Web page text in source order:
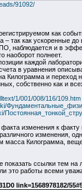
91092/
как
– так как ускоренные
наблюдается и в
наоборот полнеет.
каждой
в уравнения
Килограмма и
собственно как и
1/001/008/116/109.htm
факта изменения к
изменения,
масса Килограмма,
показать ссылки тем
это работы всеми
link=1568978182/